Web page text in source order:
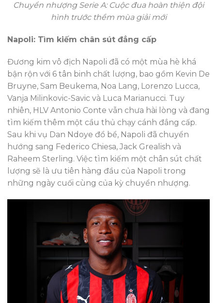
Chuyển nhượng Serie A: Cuộc đua hoàn thiện đội
hình trước thềm mùa giải mới
Napoli: Tìm kiếm chân sút đẳng cấp
Đương kim vô địch Napoli đã có một mùa hè khá
bận rộn với 6 tân binh chất lượng, bao gồm Kevin De
Bruyne, Sam Beukema, Noa Lang, Lorenzo Lucca,
Vanja Milinkovic-Savic và Luca Marianucci. Tuy
nhiên, HLV Antonio Conte vẫn chưa hài lòng và đang
tìm kiếm thêm một cầu thủ chạy cánh đẳng cấp.
Sau khi vụ Dan Ndoye đổ bể, Napoli đã chuyển
hướng sang Federico Chiesa, Jack Grealish và
Raheem Sterling. Việc tìm kiếm một chân sút chất
lượng sẽ là ưu tiên hàng đầu của Napoli trong
những ngày cuối cùng của kỳ chuyển nhượng.